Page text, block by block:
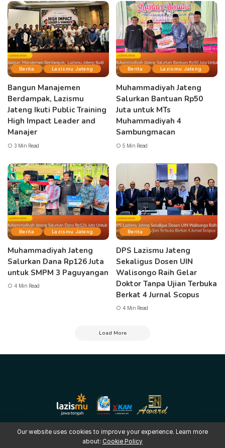
Berita Lazismu Jateng
Bangun Manajemen
Berdampak, Lazismu
Jateng Ikuti Public Training
High Impact Leader and
Manajer
3 Min Read
Berita Lazismu Jateng
Muhammadiyah Jateng
Salurkan Bantuan Rp50
Juta untuk MTs
Muhammadiyah 4
Sambungmacan
5 Min Read
Berita Lazismu Jateng
Muhammadiyah Jateng
Salurkan Dana Rp126 Juta
untuk SMPM 3 Paguyangan
4 Min Read
Berita
DPS Lazismu Jateng
Sekaligus Dosen UIN
Walisongo Raih Gelar
Doktor Tanpa Ujian Terbuka
Berkat 4 Jurnal Scopus
4 Min Read
Load More
Our website uses cookies to improve your experience. Learn more
about: Cookie Policy